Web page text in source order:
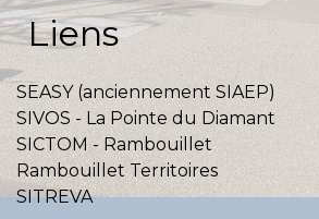
Liens
SEASY (anciennement SIAEP)
SIVOS - La Pointe du Diamant
SICTOM - Rambouillet
Rambouillet Territoires
SITREVA